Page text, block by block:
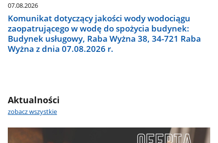
07.08.2026
Komunikat dotyczący jakości wody wodociągu
zaopatrującego w wodę do spożycia budynek:
Budynek usługowy, Raba Wyżna 38, 34-721 Raba
Wyżna z dnia 07.08.2026 r.
Aktualności
zobacz wszystkie